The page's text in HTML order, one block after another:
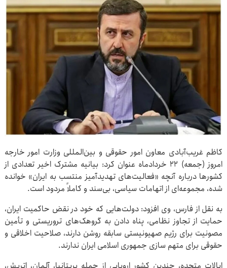
کاظم غریب‌آبادی معاون امور حقوقی و بین‌المللی وزارت امور خارجه
امروز (جمعه) ۲۲ خردادماه عنوان کرد: بیانیه مشترک اخیر تعدادی از
کشورها درباره آنچه «فعالیت‌های تهدیدآمیز منتسب به ایران» خوانده
شده، مجموعه‌ای از اتهامات سیاسی، بی‌سند و کاملاً مردود است.
به نقل از فارس، وی افزود: دولت‌هایی که خود در نقض حاکمیت ایران،
حمایت از تجاوز نظامی، پناه ‌دادن به گروهک‌های تروریستی و تأمین
مصونیت برای رژیم صهیونیستی سابقه روشن دارند، صلاحیت اخلاقی و
حقوقی برای متهم‌ سازی جمهوری اسلامی ایران ندارند.